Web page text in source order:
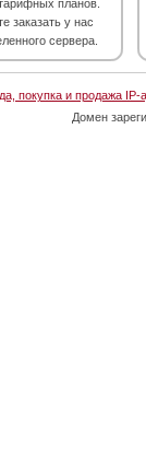
планов.
заказать у нас
сервера.
покупка и продажа IP-
Домен